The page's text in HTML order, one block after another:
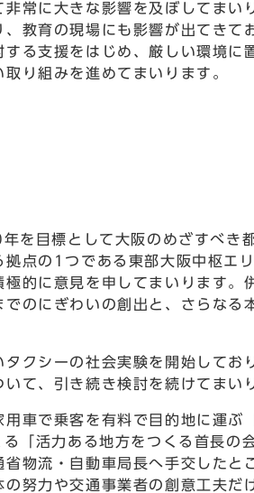
常に大きな影響を及ぼしてまい
教育の現場にも影響が出てきて
る支援をはじめ、厳しい環境に
り組みを進めてまいります。
目標として大阪のめざすべき
点の1つである東部大阪中枢エ
的に意見を申してまいります。
のにぎわいの創出と、さらなる
クシーの社会実験を開始してお
て、引き続き検討を続けてまい
車で乗客を有料で目的地に運ぶ
活力ある地方をつくる首長の
物流・自動車局長へ手交したと
努力や交通事業者の創意工夫だ